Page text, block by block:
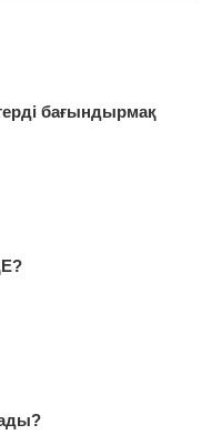
бағындырмақ